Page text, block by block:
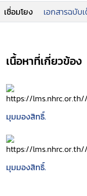
เชื่อมโยง เอกสารฉบับ
เนื้อหาที่เกี่ยวข้อง
มุมมองสิทธิ์.
มุมมองสิทธิ์.